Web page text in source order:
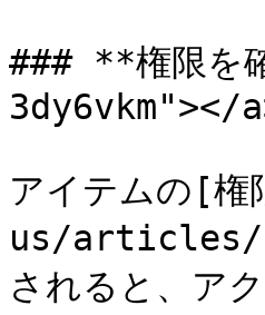
### **権限
3dy6vkm"></
アイテムの[
us/articles/
されると、ア